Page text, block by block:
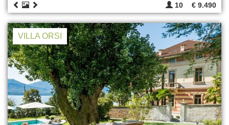
10 € 9.490
VILLA ORSI